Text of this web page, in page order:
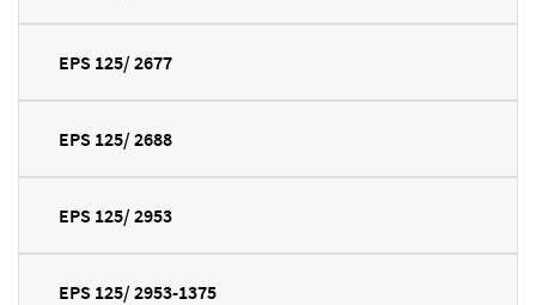
EPS 125/ 2677
EPS 125/ 2688
EPS 125/ 2953
EPS 125/ 2953-1375